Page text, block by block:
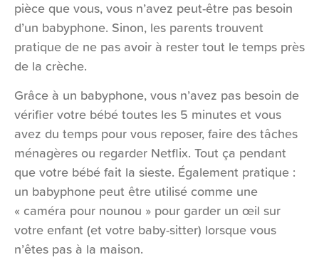
pièce que vous, vous n’avez peut-être pas besoin
d’un babyphone. Sinon, les parents trouvent
pratique de ne pas avoir à rester tout le temps près
de la crèche.
Grâce à un babyphone, vous n’avez pas besoin de
vérifier votre bébé toutes les 5 minutes et vous
avez du temps pour vous reposer, faire des tâches
ménagères ou regarder Netflix. Tout ça pendant
que votre bébé fait la sieste. Également pratique :
un babyphone peut être utilisé comme une
« caméra pour nounou » pour garder un œil sur
votre enfant (et votre baby-sitter) lorsque vous
n’êtes pas à la maison.